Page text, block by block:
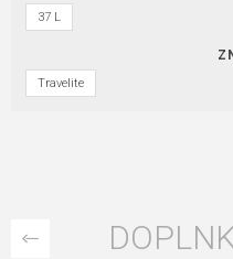
37 L
Travelite